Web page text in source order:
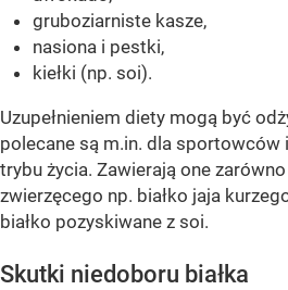
gruboziarniste kasze,
nasiona i pestki,
kiełki (np. soi).
Uzupełnieniem diety mogą być
polecane są m.in. dla
trybu życia. Zawierają one
zwierzęcego np. białko jaja
białko pozyskiwane z soi.
Skutki niedoboru białka